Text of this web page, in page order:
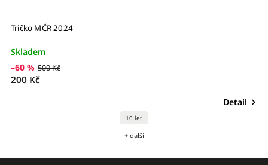
Tričko MČR 2024
Skladem
–60 % 500 Kč
200 Kč
Detail
10 let
+ další